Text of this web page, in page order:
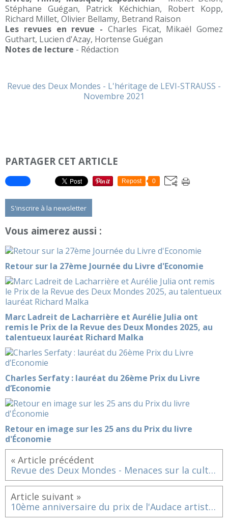
Stéphane Guégan, Patrick Kéchichian, Robert Kopp,
Richard Millet, Olivier Bellamy, Betrand Raison
Les revues en revue - Charles Ficat, Mikaël Gomez
Guthart, Lucien d'Azay, Hortense Guégan
Notes de lecture - Rédaction
Revue des Deux Mondes - L'héritage de LEVI-STRAUSS -
Novembre 2021
PARTAGER CET ARTICLE
Repost 0
S'inscrire à la newsletter
Vous aimerez aussi :
Retour sur la 27ème Journée du Livre d'Economie
Marc Ladreit de Lacharrière et Aurélie Julia ont
remis le Prix de la Revue des Deux Mondes 2025, au
talentueux lauréat Richard Malka
Charles Serfaty : lauréat du 26ème Prix du Livre
d’Economie
Retour en image sur les 25 ans du Prix du livre
d'Économie
« Article précédent
Revue des Deux Mondes - Menaces sur la culture - Octobre 2021
Article suivant »
10ème anniversaire du prix de l'Audace artistique et culturelle 2022